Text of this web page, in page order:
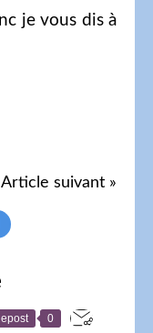
je vous dis à
Article suivant »
0